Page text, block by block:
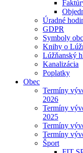
Úradné
GDPR
Symboly
Knihy o
Lúžňanský
Kanalizácia
Poplatky
Obec
Termíny
2026
Termíny
2025
Termíny
Termíny
Šport